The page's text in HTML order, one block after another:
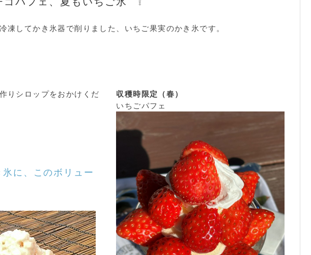
凍してかき氷器で削りました、いちご果実のかき氷です。
りシロップをおかけくだ
に、このボリュー
収穫時限定（春）
いちごパフェ